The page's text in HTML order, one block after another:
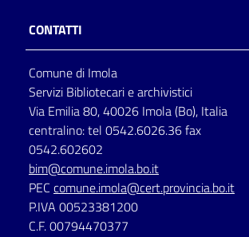
Seguici
su
CONTATTI
Comune di Imola
Servizi Bibliotecari e archivistici
Via Emilia 80, 40026 Imola (Bo), Italia
centralino: tel 0542.6026.36 fax
0542.602602
bim@comune.imola.bo.it
PEC comune.imola@cert.provincia.bo.it
P.IVA 00523381200
C.F. 00794470377